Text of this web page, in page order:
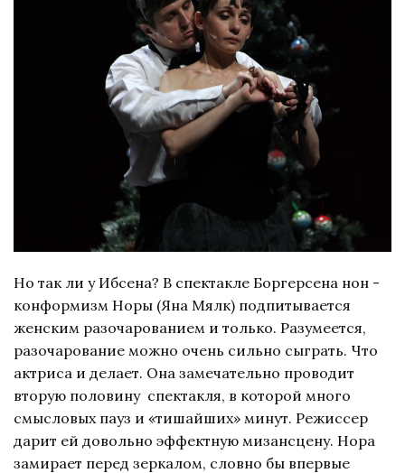
Но так ли у Ибсена? В спектакле Боргерсена нон -
конформизм Норы (Яна Мялк) подпитывается
женским разочарованием и только. Разумеется,
разочарование можно очень сильно сыграть. Что
актриса и делает. Она замечательно проводит
вторую половину спектакля, в которой много
смысловых пауз и «тишайших» минут. Режиссер
дарит ей довольно эффектную мизансцену. Нора
замирает перед зеркалом, словно бы впервые